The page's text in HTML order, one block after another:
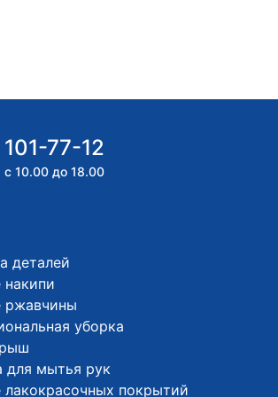
77-12
с 10.00 до 18.00
деталей
накипи
ржавчины
уборка
для мытья рук
лакокрасочных покрытий